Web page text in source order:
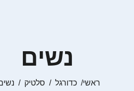
נשים
ראשי כדורגל סלטיק